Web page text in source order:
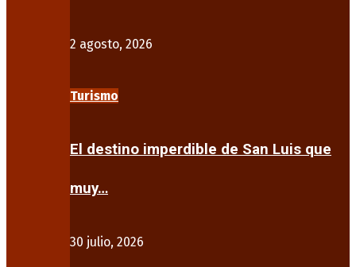
2 agosto, 2026
Turismo
El destino imperdible de San Luis que
muy…
30 julio, 2026